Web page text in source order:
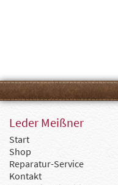
Leder Meißner
Start
Shop
Reparatur-Service
Kontakt